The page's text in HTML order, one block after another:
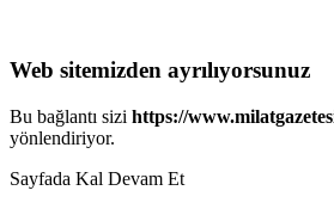
Web sitemizden ayrılıyorsunuz
Bu bağlantı sizi https://
yönlendiriyor.
Sayfada Kal Devam Et